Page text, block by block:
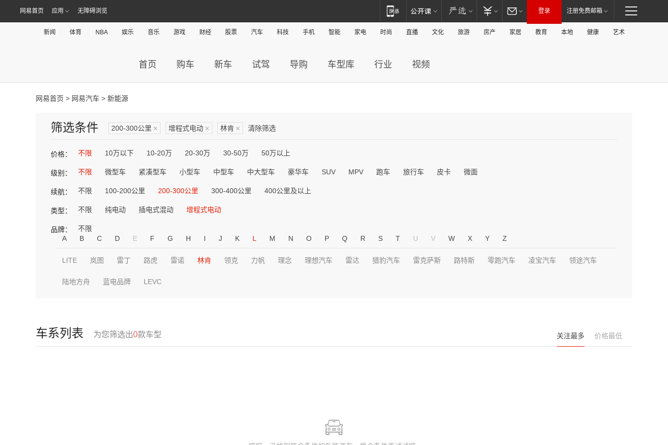
网易首页 应用 无障碍浏览 登录 注册免费邮箱
新闻 体育 NBA 娱乐 音乐 游戏 财经 股票 汽车 科技 手机 智能 家电 时尚 直播 文化 旅游 房产 家居 教育 本地 健康 艺术
首页 购车 新车 试驾 导购 车型库 行业 视频
网易首页 > 网易汽车 > 新能源
筛选条件 200-300公里 × 增程式电动 × 林肯 × 清除筛选
价格： 不限 10万以下 10-20万 20-30万 30-50万 50万以上
级别： 不限 微型车 紧凑型车 小型车 中型车 中大型车 豪华车 SUV MPV 跑车 旅行车 皮卡 微面
续航： 不限 100-200公里 200-300公里 300-400公里 400公里及以上
类型： 不限 纯电动 插电式混动 增程式电动
品牌：
不限
A
B C D E F G H I J K L M N O P Q R S T U V W X Y Z
LITE 岚图 雷丁 路虎 雷诺 林肯 领克 力帆 理念 理想汽车 雷达 猎豹汽车 雷克萨斯 路特斯 零跑汽车 凌宝汽车 领途汽车
陆地方舟 蓝电品牌 LEVC
车系列表 为您筛选出0款车型 关注最多 价格最低